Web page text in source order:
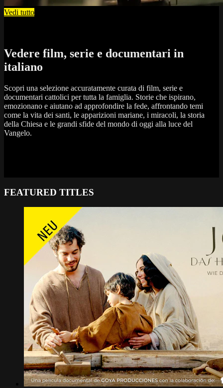
Vedi tutto
Vedere film, serie e documentari in
italiano
Scopri una selezione accuratamente curata di film, serie e
documentari cattolici per tutta la famiglia. Storie che ispirano,
emozionano e aiutano ad approfondire la fede, affrontando temi
come la vita dei santi, le apparizioni mariane, i miracoli, la storia
della Chiesa e le grandi sfide del mondo di oggi alla luce del
Vangelo.
FEATURED TITLES